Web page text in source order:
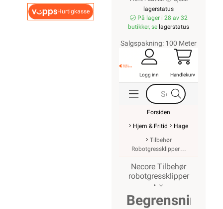
Hurtigkasse
lagerstatus
På lager i 28 av 32
butikker, se lagerstatus
Salgspakning: 100 Meter
Logg inn Handlekurv
Forsiden
Hjem & Fritid
Hage
Tilbehør
Robotgressklipper
Necore Tilbehør
robotgressklipper
•